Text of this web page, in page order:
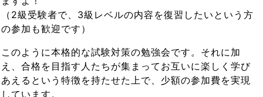
（2級受験者で、3級レベルの内容を復習したいという方
の参加も歓迎です）
このように本格的な試験対策の勉強会です。それに加
え、合格を目指す人たちが集まってお互いに楽しく学び
あえるという特徴を持たせた上で、少額の参加費を実現
しています。